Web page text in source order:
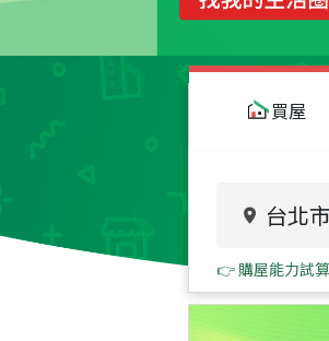
買屋
台北市
👉 購屋能力試